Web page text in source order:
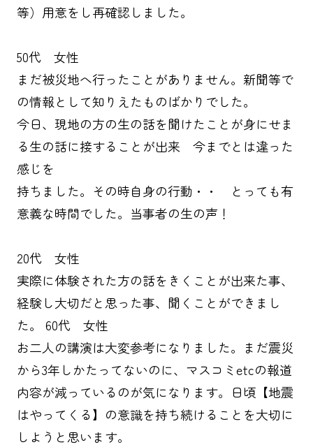
等）用意をし再確認しました。
50代 女性
まだ被災地へ行ったことがありません。新聞等で
の情報として知りえたものばかりでした。
今日、現地の方の生の話を聞けたことが身にせま
る生の話に接することが出来 今までとは違った
感じを
持ちました。その時自身の行動・・ とっても有
意義な時間でした。当事者の生の声！
20代 女性
実際に体験された方の話をきくことが出来た事、
経験し大切だと思った事、聞くことができまし
た。 60代 女性
お二人の講演は大変参考になりました。まだ震災
から3年しかたってないのに、マスコミetcの報道
内容が減っているのが気になります。日頃【地震
はやってくる】の意識を持ち続けることを大切に
しようと思います。